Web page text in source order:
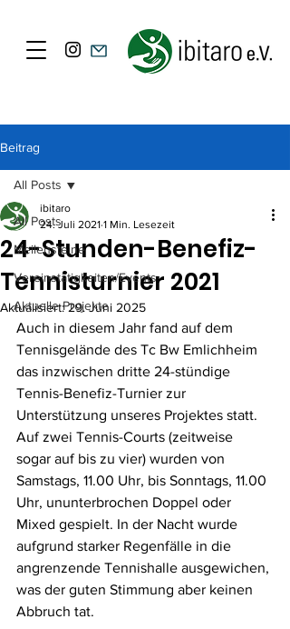
Beitrag
All Posts
Meilensteine
Vereinstätigkeiten/Events
Aktuelle Projekte
All Posts
24-Stunden-Benefiz-
Tennisturnier 2021
ibitaro
24. Juli 2021 1 Min. Lesezeit
Aktualisiert:29. Juni 2025
Auch in diesem Jahr fand auf dem
Tennisgelände des Tc Bw Emlichheim
das inzwischen dritte 24-stündige
Tennis-Benefiz-Turnier zur
Unterstützung unseres Projektes statt.
Auf zwei Tennis-Courts (zeitweise
sogar auf bis zu vier) wurden von
Samstags, 11.00 Uhr, bis Sonntags, 11.00
Uhr, ununterbrochen Doppel oder
Mixed gespielt. In der Nacht wurde
aufgrund starker Regenfälle in die
angrenzende Tennishalle ausgewichen,
was der guten Stimmung aber keinen
Abbruch tat.